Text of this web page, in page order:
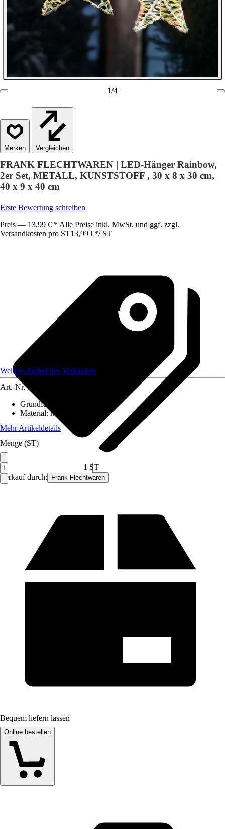
1/4
Vergleichen
FRANK FLECHTWAREN | LED-Hänger Rainbow,
2er Set, METALL, KUNSTSTOFF , 30 x 8 x 30 cm,
40 x 9 x 40 cm
Erste Bewertung schreiben
Preis — 13,99 € * Alle Preise inkl. MwSt. und ggf. zzgl.
Versandkosten pro ST13,99 €*/ ST
Verkauf durch: Frank Flechtwaren
Weitere Artikel des Verkäufers
Art.-Nr. 12584230
Grundfarbe
Material:Metall
Mehr Artikeldetails
Menge (ST)
1 ST
Bequem liefern lassen
Online bestellen